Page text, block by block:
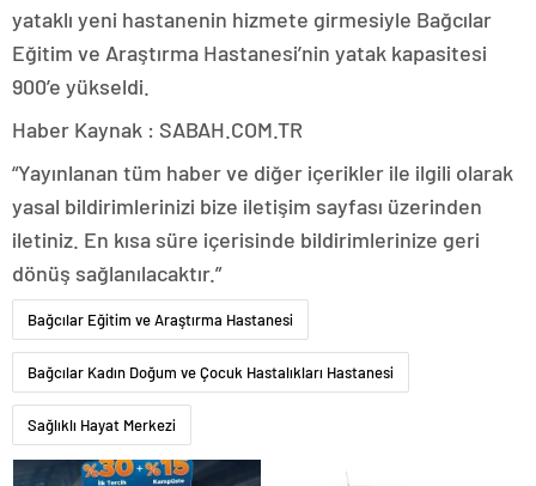
yataklı yeni hastanenin hizmete girmesiyle Bağcılar
Eğitim ve Araştırma Hastanesi’nin yatak kapasitesi
900’e yükseldi.
Haber Kaynak : SABAH.COM.TR
“Yayınlanan tüm haber ve diğer içerikler ile ilgili olarak
yasal bildirimlerinizi bize iletişim sayfası üzerinden
iletiniz. En kısa süre içerisinde bildirimlerinize geri
dönüş sağlanılacaktır.”
Bağcılar Eğitim ve Araştırma Hastanesi
Bağcılar Kadın Doğum ve Çocuk Hastalıkları Hastanesi
Sağlıklı Hayat Merkezi